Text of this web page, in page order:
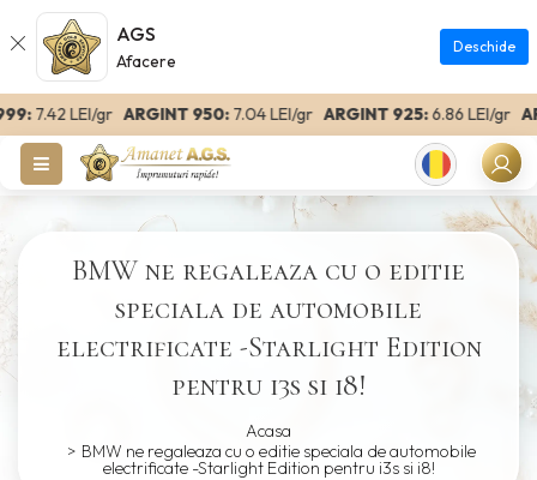
AGS
Afacere
Deschide
7.42 LEI/grARGINT 950:7.04 LEI/grARGINT 925:6.86 LEI/gr
Romanian
BMW ne regaleaza cu o editie
speciala de automobile
electrificate -Starlight Edition
pentru i3s si i8!
Acasa
BMW ne regaleaza cu o editie speciala de automobile
electrificate -Starlight Edition pentru i3s si i8!